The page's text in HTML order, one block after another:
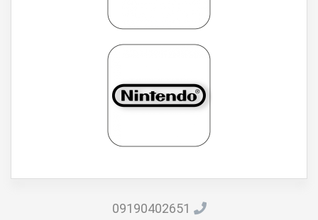
09190402651